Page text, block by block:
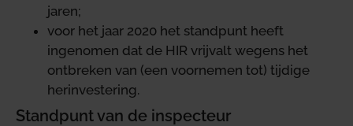
jaren;
voor het jaar 2020 het standpunt heeft
ingenomen dat de HIR vrijvalt wegens het
ontbreken van (een voornemen tot) tijdige
herinvestering.
Standpunt van de inspecteur